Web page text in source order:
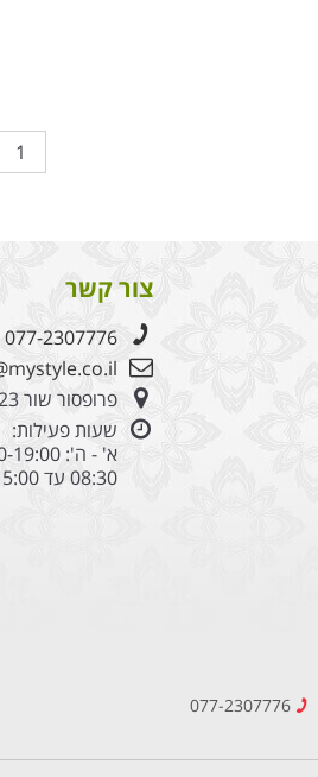
כמות
צור קשר
077-2307776
פרופסור שור 23 תל אביב
שעות פעילות:
08:30 עד 15:00
077-2307776